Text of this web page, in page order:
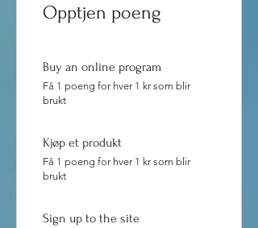
Opptjen poeng
Buy an online program
Få 1 poeng for hver 1 kr som blir
brukt
Kjøp et produkt
Få 1 poeng for hver 1 kr som blir
brukt
Sign up to the site